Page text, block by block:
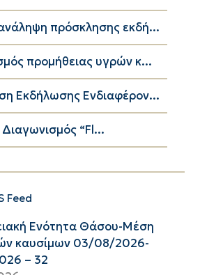
πρόσκλησης εκδή...
προμήθειας υγρών κ...
Εκδήλωσης Ενδιαφέρον...
Διαγωνισμός “Fl...
Feed
Ενότητα Θάσου-Μέση
καυσίμων 03/08/2026-
– 32